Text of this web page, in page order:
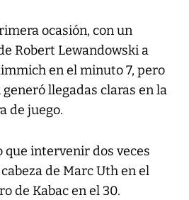
ocasión, con un
Robert Lewandowski a
en el minuto 7, pero
llegadas claras en la
de juego.
intervenir dos veces
de Marc Uth en el
de Kabac en el 30.